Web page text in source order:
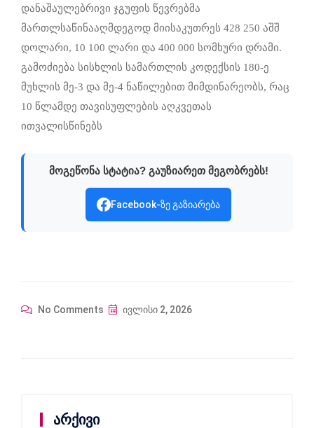
დანაშაულებრივი ჯგუფის წევრებმა
მართლსაწინააღმდეგოდ მიისაკუთრეს 428 250 აშშ
დოლარი, 10 100 ლარი და 400 000 სომხური დრამი.
გამოძიება სისხლის სამართლის კოდექსის 180-ე
მუხლის მე-3 და მე-4 ნაწილებით მიმდინარეობს, რაც
10 წლამდე თავისუფლების აღკვეთას
ითვალისწინებს
მოგეწონა სტატია? გაუზიარეთ მეგობრებს!
Facebook-ზე გაზიარება
No Comments ივლისი 2, 2026
არქივი